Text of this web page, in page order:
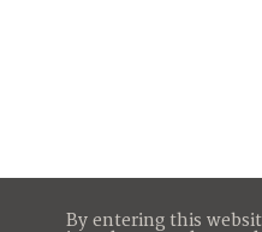
By entering this